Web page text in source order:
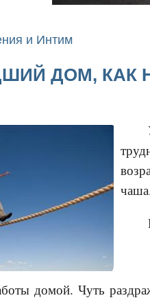
и Интим
ДОМ, КАК
домой. Чуть